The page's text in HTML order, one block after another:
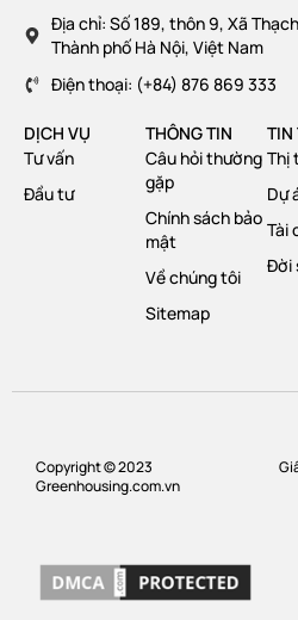
Địa chỉ: Số 189, thôn 9, Xã
Thành phố Hà Nội, Việt Nam
Điện thoại: (+84) 876 869 333
DỊCH VỤ
Tư vấn
Đầu tư
THÔNG TIN
Câu hỏi thường
gặp
Chính sách bảo
mật
Về chúng tôi
Sitemap
TIN
Thị
Dự
Tài
Đời
Copyright © 2023
Greenhousing.com.vn